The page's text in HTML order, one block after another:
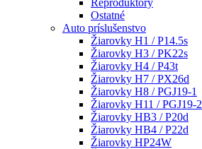
Reproduktory
Ostatné
Auto príslušenstvo
Žiarovky H1 / P14.5s
Žiarovky H3 / PK22s
Žiarovky H4 / P43t
Žiarovky H7 / PX26d
Žiarovky H8 / PGJ19-1
Žiarovky H11 / PGJ19-2
Žiarovky HB3 / P20d
Žiarovky HB4 / P22d
Žiarovky HP24W